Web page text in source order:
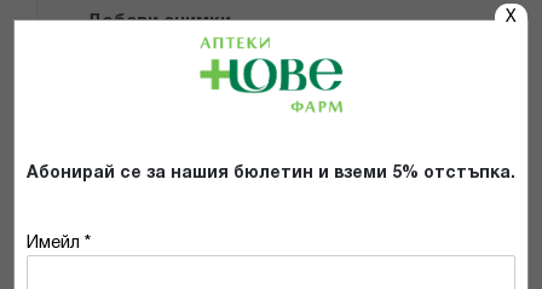
X
Абонирай се за нашия бюлетин и вземи 5% отстъпка.
Имейл *
Добави снимки
Препоръчвам продукта
Прочетох и се съгласявам с